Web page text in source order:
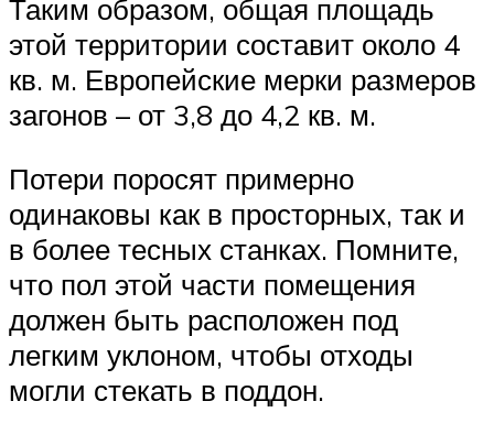
Таким образом, общая площадь
этой территории составит около 4
кв. м. Европейские мерки размеров
загонов – от 3,8 до 4,2 кв. м.
Потери поросят примерно
одинаковы как в просторных, так и
в более тесных станках. Помните,
что пол этой части помещения
должен быть расположен под
легким уклоном, чтобы отходы
могли стекать в поддон.